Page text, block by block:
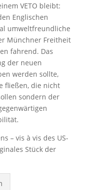
VETO bleibt:
Englischen
umweltfreundliche
Münchner Freitheit
fahrend. Das
der neuen
werden sollte,
fließen, die nicht
sondern der
– vis à vis des US-
Stück der